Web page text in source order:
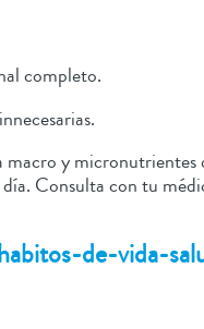
completo.
y
Consulta con tu
de-vida-